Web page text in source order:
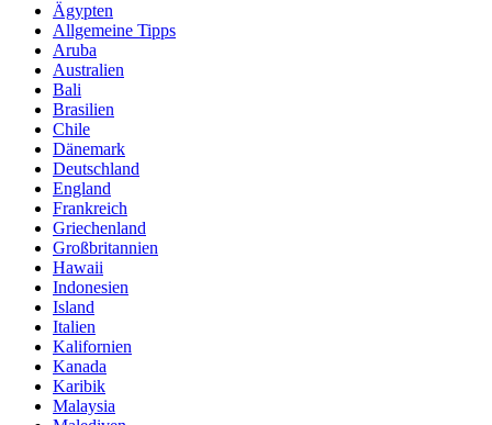
Ägypten
Allgemeine Tipps
Aruba
Australien
Bali
Brasilien
Chile
Dänemark
Deutschland
England
Frankreich
Griechenland
Großbritannien
Hawaii
Indonesien
Island
Italien
Kalifornien
Kanada
Karibik
Malaysia